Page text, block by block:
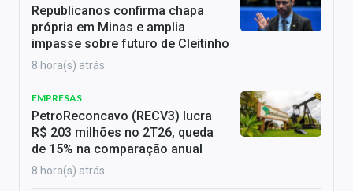
Republicanos confirma chapa
própria em Minas e amplia
impasse sobre futuro de Cleitinho
8 hora(s) atrás
EMPRESAS
PetroReconcavo (RECV3) lucra
R$ 203 milhões no 2T26, queda
de 15% na comparação anual
8 hora(s) atrás